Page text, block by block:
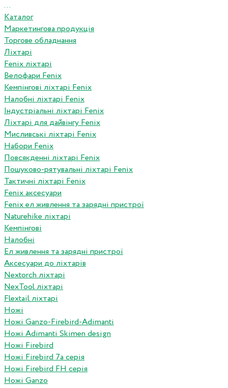
...
Каталог
Маркетингова продукція
Торгове обладнання
Ліхтарі
Fenix ліхтарі
Велофари Fenix
Кемпінгові ліхтарі Fenix
Налобні ліхтарі Fenix
Індустріальні ліхтарі Fenix
Ліхтарі для дайвінгу Fenix
Мисливські ліхтарі Fenix
Набори Fenix
Повсякденні ліхтарі Fenix
Пошуково-рятувальні ліхтарі Fenix
Тактичні ліхтарі Fenix
Fenix аксесуари
Fenix ел живлення та зарядні пристрої
Naturehike ліхтарі
Кемпінгові
Налобні
Ел живлення та зарядні пристрої
Аксесуари до ліхтарів
Nextorch ліхтарі
NexTool ліхтарі
Flextail ліхтарі
Ножі
Ножі Ganzo-Firebird-Adimanti
Ножі Adimanti Skimen design
Ножі Firebird
Ножі Firebird 7а серія
Ножі Firebird FH серія
Ножі Ganzo